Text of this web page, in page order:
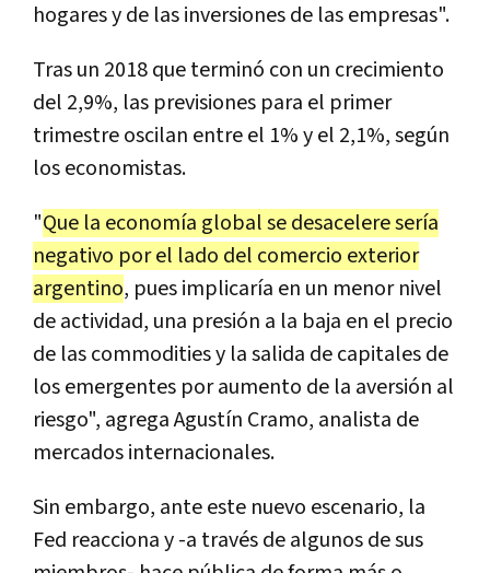
hogares y de las inversiones de las empresas".
Tras un 2018 que terminó con un crecimiento
del 2,9%, las previsiones para el primer
trimestre oscilan entre el 1% y el 2,1%, según
los economistas.
"Que la economía global se desacelere sería
negativo por el lado del comercio exterior
argentino, pues implicaría en un menor nivel
de actividad, una presión a la baja en el precio
de las commodities y la salida de capitales de
los emergentes por aumento de la aversión al
riesgo", agrega Agustín Cramo, analista de
mercados internacionales.
Sin embargo, ante este nuevo escenario, la
Fed reacciona y -a través de algunos de sus